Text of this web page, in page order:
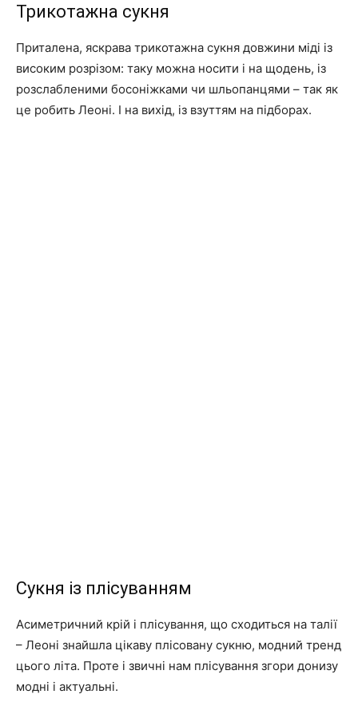
Трикотажна сукня
Приталена, яскрава трикотажна сукня довжини міді із
високим розрізом: таку можна носити і на щодень, із
розслабленими босоніжками чи шльопанцями – так як
це робить Леоні. І на вихід, із взуттям на підборах.
Сукня із плісуванням
Асиметричний крій і плісування, що сходиться на талії
– Леоні знайшла цікаву плісовану сукню, модний тренд
цього літа. Проте і звичні нам плісування згори донизу
модні і актуальні.